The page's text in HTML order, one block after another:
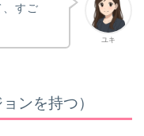
ユキ
すご
ンを持つ）